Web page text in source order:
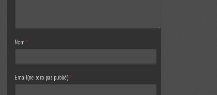
Nom *
Email(ne sera pas publié)*